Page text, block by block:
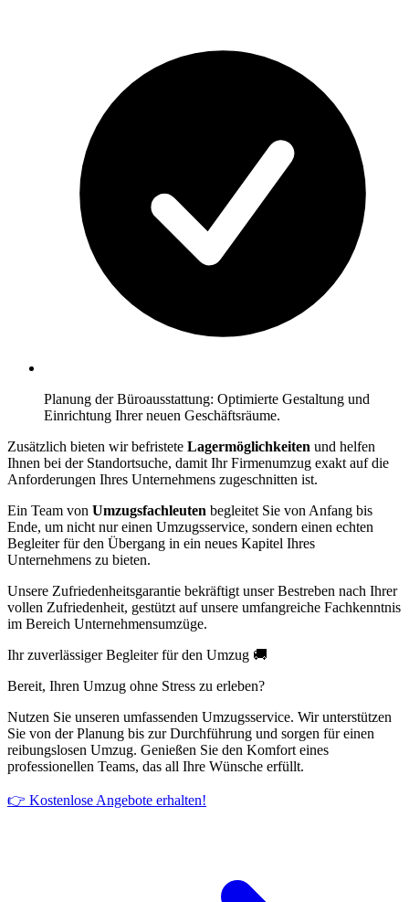
Planung der Büroausstattung: Optimierte Gestaltung und
Einrichtung Ihrer neuen Geschäftsräume.
Zusätzlich bieten wir befristete Lagermöglichkeiten und helfen
Ihnen bei der Standortsuche, damit Ihr Firmenumzug exakt auf die
Anforderungen Ihres Unternehmens zugeschnitten ist.
Ein Team von Umzugsfachleuten begleitet Sie von Anfang bis
Ende, um nicht nur einen Umzugsservice, sondern einen echten
Begleiter für den Übergang in ein neues Kapitel Ihres
Unternehmens zu bieten.
Unsere Zufriedenheitsgarantie bekräftigt unser Bestreben nach Ihrer
vollen Zufriedenheit, gestützt auf unsere umfangreiche Fachkenntnis
im Bereich Unternehmensumzüge.
Ihr zuverlässiger Begleiter für den Umzug 🚚
Bereit, Ihren Umzug ohne Stress zu erleben?
Nutzen Sie unseren umfassenden Umzugsservice. Wir unterstützen
Sie von der Planung bis zur Durchführung und sorgen für einen
reibungslosen Umzug. Genießen Sie den Komfort eines
professionellen Teams, das all Ihre Wünsche erfüllt.
👉 Kostenlose Angebote erhalten!